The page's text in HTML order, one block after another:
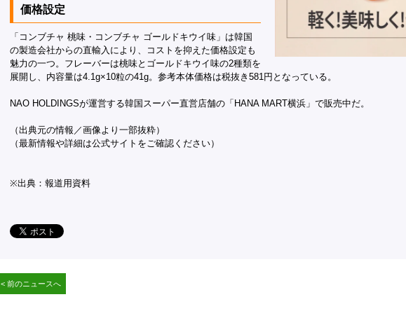
価格設定
「コンブチャ 桃味・コンブチャ ゴールドキウイ味」は韓国
の製造会社からの直輸入により、コストを抑えた価格設定も
魅力の一つ。フレーバーは桃味とゴールドキウイ味の2種類を
展開し、内容量は4.1g×10粒の41g。参考本体価格は税抜き581円となっている。
NAO HOLDINGSが運営する韓国スーパー直営店舗の「HANA MART横浜」で販売中だ。
（出典元の情報／画像より一部抜粋）
（最新情報や詳細は公式サイトをご確認ください）
※出典：報道用資料
< 前のニュースへ